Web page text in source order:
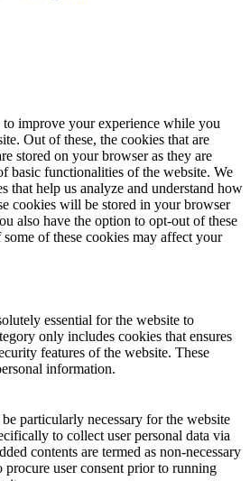
to improve your experience while you
Out of these, the cookies that are
stored on your browser as they are
basic functionalities of the website. We
that help us analyze and understand how
cookies will be stored in your browser
also have the option to opt-out of these
of these cookies may affect your
essential for the website to
only includes cookies that ensures
features of the website. These
information.
particularly necessary for the website
to collect user personal data via
contents are termed as non-necessary
user consent prior to running